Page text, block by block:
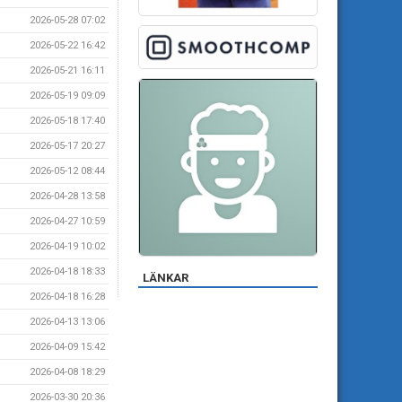
2026-05-28 07:02
2026-05-22 16:42
2026-05-21 16:11
2026-05-19 09:09
2026-05-18 17:40
2026-05-17 20:27
2026-05-12 08:44
2026-04-28 13:58
2026-04-27 10:59
2026-04-19 10:02
2026-04-18 18:33
2026-04-18 16:28
2026-04-13 13:06
2026-04-09 15:42
2026-04-08 18:29
2026-03-30 20:36
LÄNKAR